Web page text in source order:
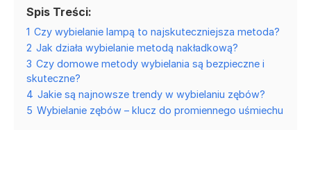
Spis Treści:
1 Czy wybielanie lampą to najskuteczniejsza metoda?
2 Jak działa wybielanie metodą nakładkową?
3 Czy domowe metody wybielania są bezpieczne i
skuteczne?
4 Jakie są najnowsze trendy w wybielaniu zębów?
5 Wybielanie zębów – klucz do promiennego uśmiechu